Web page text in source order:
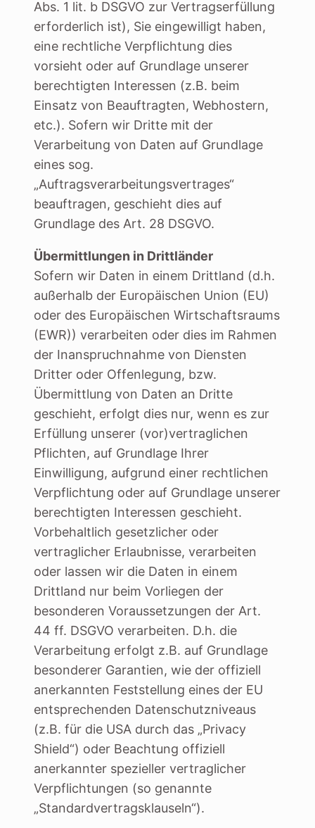
Abs. 1 lit. b DSGVO zur Vertragserfüllung
erforderlich ist), Sie eingewilligt haben,
eine rechtliche Verpflichtung dies
vorsieht oder auf Grundlage unserer
berechtigten Interessen (z.B. beim
Einsatz von Beauftragten, Webhostern,
etc.). Sofern wir Dritte mit der
Verarbeitung von Daten auf Grundlage
eines sog.
„Auftragsverarbeitungsvertrages“
beauftragen, geschieht dies auf
Grundlage des Art. 28 DSGVO.
Übermittlungen in Drittländer
Sofern wir Daten in einem Drittland (d.h.
außerhalb der Europäischen Union (EU)
oder des Europäischen Wirtschaftsraums
(EWR)) verarbeiten oder dies im Rahmen
der Inanspruchnahme von Diensten
Dritter oder Offenlegung, bzw.
Übermittlung von Daten an Dritte
geschieht, erfolgt dies nur, wenn es zur
Erfüllung unserer (vor)vertraglichen
Pflichten, auf Grundlage Ihrer
Einwilligung, aufgrund einer rechtlichen
Verpflichtung oder auf Grundlage unserer
berechtigten Interessen geschieht.
Vorbehaltlich gesetzlicher oder
vertraglicher Erlaubnisse, verarbeiten
oder lassen wir die Daten in einem
Drittland nur beim Vorliegen der
besonderen Voraussetzungen der Art.
44 ff. DSGVO verarbeiten. D.h. die
Verarbeitung erfolgt z.B. auf Grundlage
besonderer Garantien, wie der offiziell
anerkannten Feststellung eines der EU
entsprechenden Datenschutzniveaus
(z.B. für die USA durch das „Privacy
Shield“) oder Beachtung offiziell
anerkannter spezieller vertraglicher
Verpflichtungen (so genannte
„Standardvertragsklauseln“).